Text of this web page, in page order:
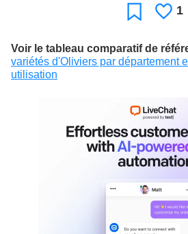
Favori 1
Voir le tableau comparatif de
variétés d'Oliviers par département
utilisation